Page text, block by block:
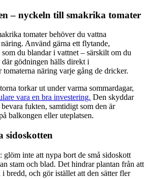
– nyckeln till smakrika tomater
tomater behöver du vattna
Använd gärna ett flytande,
du blandar i vattnet – särskilt om du
gödningen hälls direkt i
näring varje gång de dricker.
torkar ut under varma sommardagar,
vara en bra investering. Den skyddar
fukten, samtidigt som den är
balkongen eller uteplatsen.
sidoskotten
glöm inte att nypa bort de små sidoskott
stam och blad. Det hindrar plantan från att
bredd, och gör istället att den sätter fler